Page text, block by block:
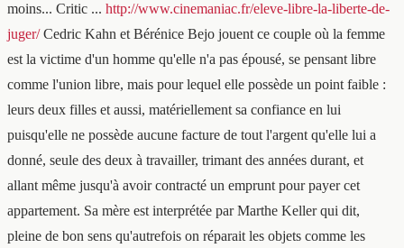
moins... Critic ... http://www.cinemaniac.fr/eleve-libre-la-liberte-de-
juger/Cedric Kahn et Bérénice Bejo jouent ce couple où la femme
est la victime d'un homme qu'elle n'a pas épousé, se pensant libre
comme l'union libre, mais pour lequel elle possède un point faible :
leurs deux filles et aussi, matériellement sa confiance en lui
puisqu'elle ne possède aucune facture de tout l'argent qu'elle lui a
donné, seule des deux à travailler, trimant des années durant, et
allant même jusqu'à avoir contracté un emprunt pour payer cet
appartement. Sa mère est interprétée par Marthe Keller qui dit,
pleine de bon sens qu'autrefois on réparait les objets comme les